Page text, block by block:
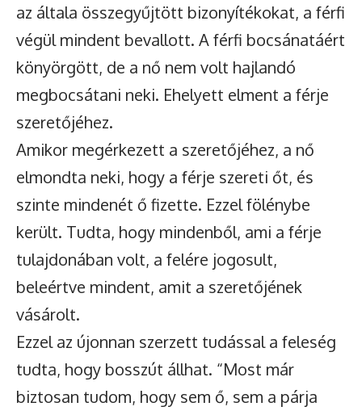
az általa összegyűjtött bizonyítékokat, a férfi
végül mindent bevallott. A férfi bocsánatáért
könyörgött, de a nő nem volt hajlandó
megbocsátani neki. Ehelyett elment a férje
szeretőjéhez.
Amikor megérkezett a szeretőjéhez, a nő
elmondta neki, hogy a férje szereti őt, és
szinte mindenét ő fizette. Ezzel fölénybe
került. Tudta, hogy mindenből, ami a férje
tulajdonában volt, a felére jogosult,
beleértve mindent, amit a szeretőjének
vásárolt.
Ezzel az újonnan szerzett tudással a feleség
tudta, hogy bosszút állhat. “Most már
biztosan tudom, hogy sem ő, sem a párja